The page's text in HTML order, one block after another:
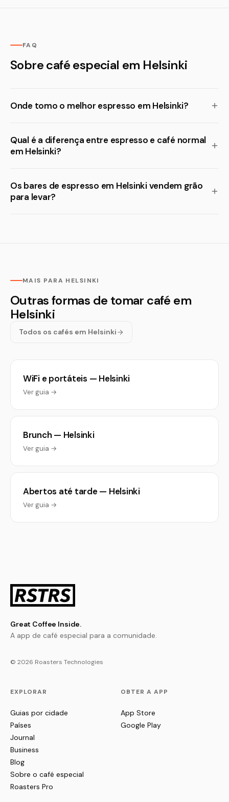
FAQ
Sobre café especial em Helsinki
Onde tomo o melhor espresso em Helsinki?
Qual é a diferença entre espresso e café normal
em Helsinki?
Os bares de espresso em Helsinki vendem grão
para levar?
MAIS PARA HELSINKI
Outras formas de tomar café em
Helsinki
Todos os cafés em Helsinki
WiFi e portáteis — Helsinki
Ver guia →
Brunch — Helsinki
Ver guia →
Abertos até tarde — Helsinki
Ver guia →
Great Coffee Inside.
A app de café especial para a comunidade.
© 2026 Roasters Technologies
EXPLORAR
Guias por cidade
Países
Journal
Business
Blog
Sobre o café especial
Roasters Pro
OBTER A APP
App Store
Google Play